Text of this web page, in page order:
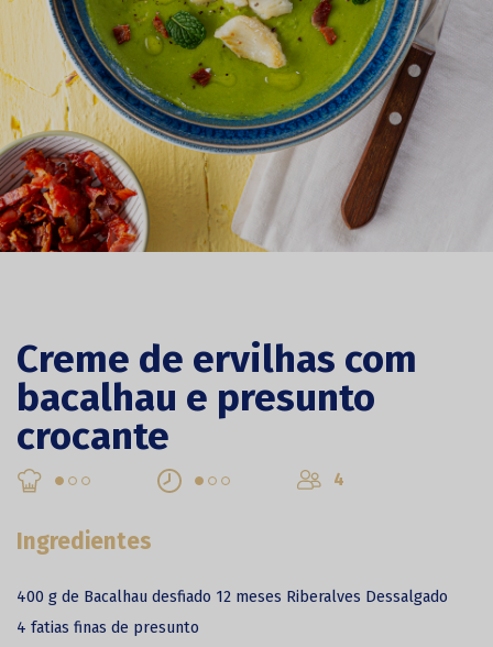
Creme de ervilhas com
bacalhau e presunto
crocante
4
Ingredientes
400 g de Bacalhau desfiado 12 meses Riberalves Dessalgado
4 fatias finas de presunto